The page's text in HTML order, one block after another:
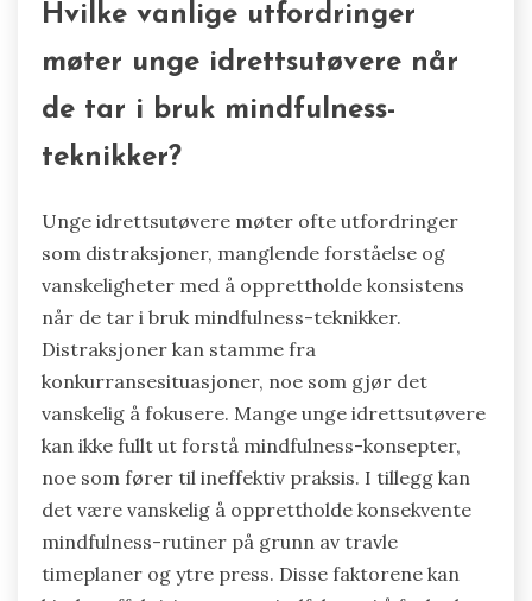
Hvilke vanlige utfordringer
møter unge idrettsutøvere når
de tar i bruk mindfulness-
teknikker?
Unge idrettsutøvere møter ofte utfordringer
som distraksjoner, manglende forståelse og
vanskeligheter med å opprettholde konsistens
når de tar i bruk mindfulness-teknikker.
Distraksjoner kan stamme fra
konkurransesituasjoner, noe som gjør det
vanskelig å fokusere. Mange unge idrettsutøvere
kan ikke fullt ut forstå mindfulness-konsepter,
noe som fører til ineffektiv praksis. I tillegg kan
det være vanskelig å opprettholde konsekvente
mindfulness-rutiner på grunn av travle
timeplaner og ytre press. Disse faktorene kan